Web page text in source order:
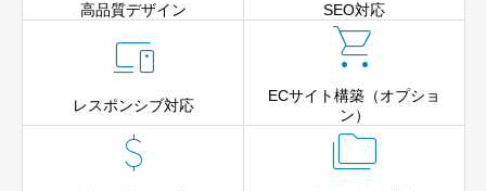
高品質デザイン SEO対応

レスポンシブ対応

ECサイト構築（オプショ
ン）
 